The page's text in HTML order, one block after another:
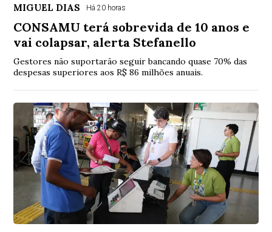
MIGUEL DIAS Há 20 horas
CONSAMU terá sobrevida de 10 anos e
vai colapsar, alerta Stefanello
Gestores não suportarão seguir bancando quase 70% das
despesas superiores aos R$ 86 milhões anuais.